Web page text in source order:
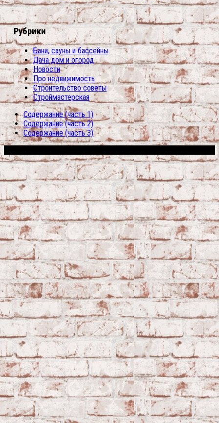
Рубрики
Бани, сауны и бассейны
Дача дом и огород
Новости
Про недвижимость
Строительство советы
Строймастерская
Содержание (часть 1)
Содержание (часть 2)
Содержание (часть 3)